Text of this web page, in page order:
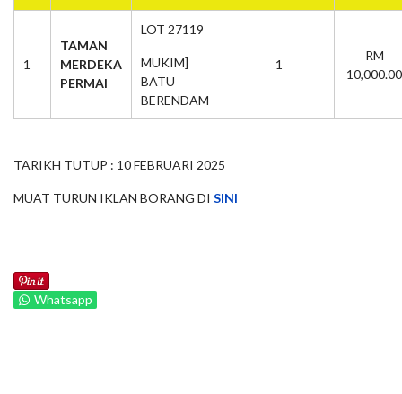
1
TAMAN
MERDEKA
PERMAI
LOT 27119
MUKIM]
BATU
BERENDAM
1
RM
10,000.00
TARIKH TUTUP : 10 FEBRUARI 2025
MUAT TURUN IKLAN BORANG DI SINI
Whatsapp